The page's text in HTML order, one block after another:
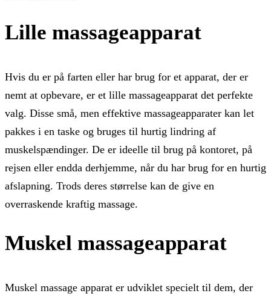
Lille massageapparat
Hvis du er på farten eller har brug for et apparat, der er
nemt at opbevare, er et lille massageapparat det perfekte
valg. Disse små, men effektive massageapparater kan let
pakkes i en taske og bruges til hurtig lindring af
muskelspændinger. De er ideelle til brug på kontoret, på
rejsen eller endda derhjemme, når du har brug for en hurtig
afslapning. Trods deres størrelse kan de give en
overraskende kraftig massage.
Muskel massageapparat
Muskel massage apparat er udviklet specielt til dem, der